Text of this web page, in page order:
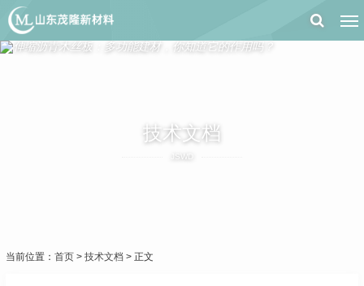
技术文档
JSWD
当前位置： 首页 > 技术文档 > 正文